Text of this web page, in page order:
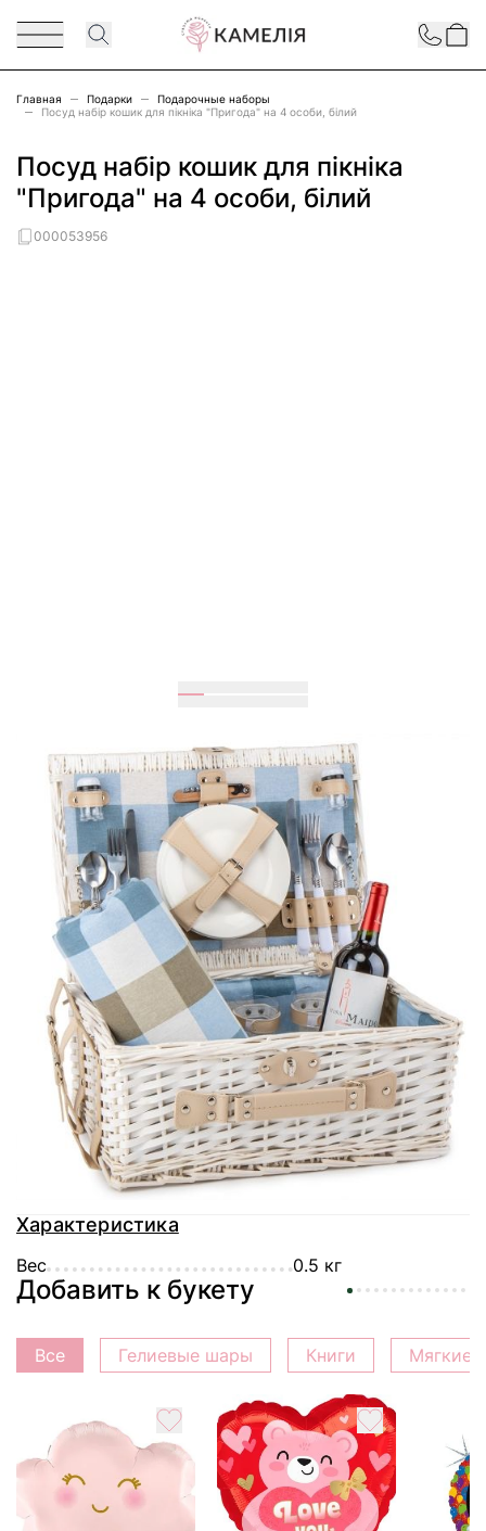
Перейти к содержимому
Contact
Главная Подарки
Подарочные наборы
Посуд набір кошик для пікніка "Пригода" на 4 особи, білий
Посуд набір кошик для пікніка
"Пригода" на 4 особи, білий
000053956
Ожидается
4 400 грн
Доставка
Оплата
Гарантия
Характеристика
Вес 0.5 кг
Добавить к букету
Все Гелиевые шары Книги Мягкие